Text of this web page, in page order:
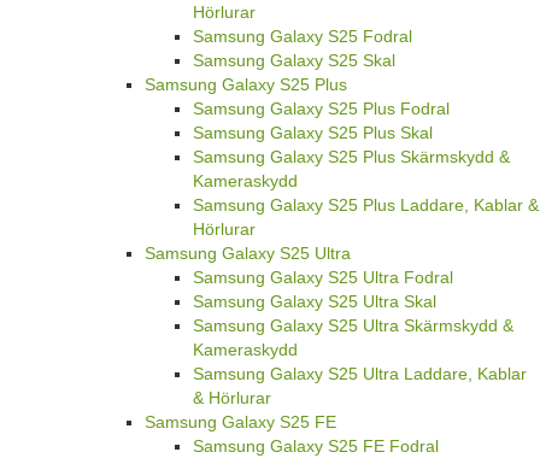
Hörlurar
Samsung Galaxy S25 Fodral
Samsung Galaxy S25 Skal
Samsung Galaxy S25 Plus
Samsung Galaxy S25 Plus Fodral
Samsung Galaxy S25 Plus Skal
Samsung Galaxy S25 Plus Skärmskydd &
Kameraskydd
Samsung Galaxy S25 Plus Laddare, Kablar &
Hörlurar
Samsung Galaxy S25 Ultra
Samsung Galaxy S25 Ultra Fodral
Samsung Galaxy S25 Ultra Skal
Samsung Galaxy S25 Ultra Skärmskydd &
Kameraskydd
Samsung Galaxy S25 Ultra Laddare, Kablar
& Hörlurar
Samsung Galaxy S25 FE
Samsung Galaxy S25 FE Fodral